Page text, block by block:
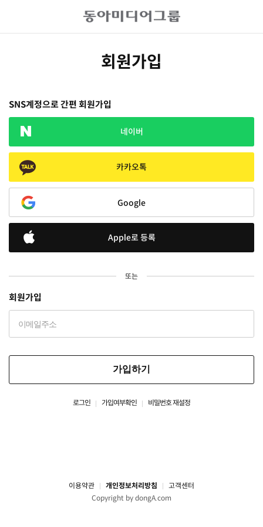
회원가입
SNS계정으로 간편 회원가입
네이버
카카오톡
Google
Apple로 등록
또는
회원가입
가입하기
로그인 가입여부확인 비밀번호 재설정
이용약관 개인정보처리방침
고객센터
Copyright by dongA.com